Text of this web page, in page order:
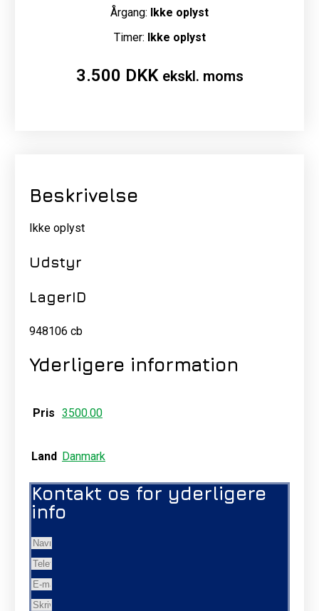
Årgang: Ikke oplyst
Timer: Ikke oplyst
3.500 DKK ekskl. moms
Beskrivelse
Ikke oplyst
Udstyr
LagerID
948106 cb
Yderligere information
Pris 3500.00
Land Danmark
Kontakt os for yderligere
info